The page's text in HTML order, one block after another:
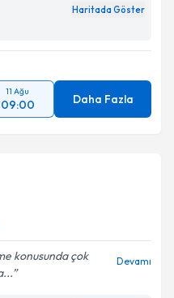
ediyorum.Haritada Göster
11 Ağu
09:00 Daha Fazla
konusunda çok
Devamı